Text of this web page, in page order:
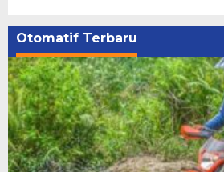
Otomatif Terbaru